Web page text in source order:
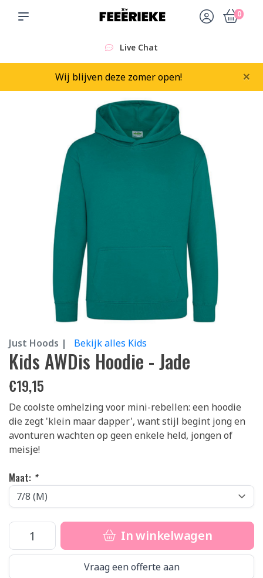
0
Live Chat
Wij blijven deze zomer open! ×
Just Hoods | Bekijk alles Kids
Kids AWDis Hoodie - Jade
€19,15
De coolste omhelzing voor mini-rebellen: een hoodie
die zegt 'klein maar dapper', want stijl begint jong en
avonturen wachten op geen enkele held, jongen of
meisje!
Maat: *
In winkelwagen
Vraag een offerte aan